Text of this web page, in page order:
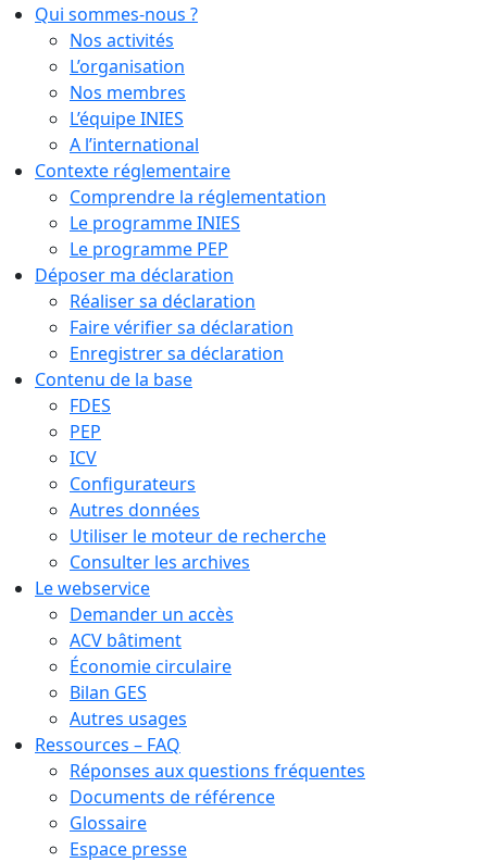
Qui sommes-nous ?
Nos activités
L’organisation
Nos membres
L’équipe INIES
A l’international
Contexte réglementaire
Comprendre la réglementation
Le programme INIES
Le programme PEP
Déposer ma déclaration
Réaliser sa déclaration
Faire vérifier sa déclaration
Enregistrer sa déclaration
Contenu de la base
FDES
PEP
ICV
Configurateurs
Autres données
Utiliser le moteur de recherche
Consulter les archives
Le webservice
Demander un accès
ACV bâtiment
Économie circulaire
Bilan GES
Autres usages
Ressources – FAQ
Réponses aux questions fréquentes
Documents de référence
Glossaire
Espace presse